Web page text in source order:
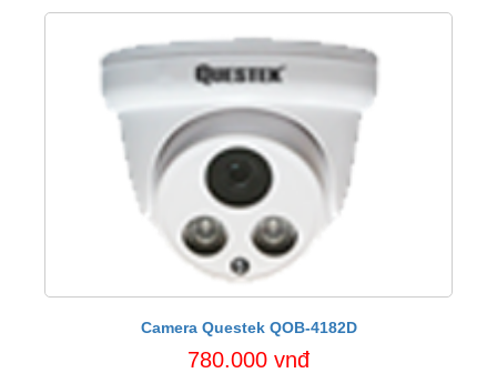
Camera Questek QOB-4182D
780.000 vnđ